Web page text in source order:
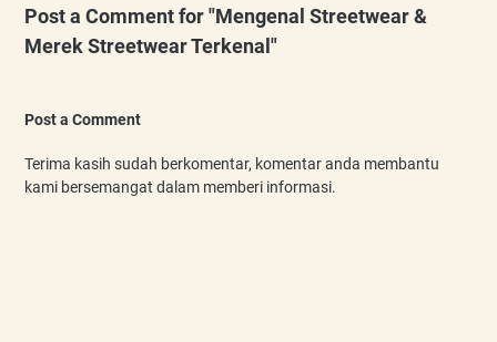
Post a Comment for "Mengenal Streetwear &
Merek Streetwear Terkenal"
Post a Comment
Terima kasih sudah berkomentar, komentar anda membantu
kami bersemangat dalam memberi informasi.